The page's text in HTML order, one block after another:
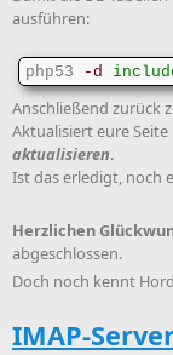
ausführen:
php53 -d
Anschließend zurück
Aktualisiert eure
aktualisieren.
Ist das erledigt, noch
Herzlichen
abgeschlossen.
Doch noch kennt
IMAP-